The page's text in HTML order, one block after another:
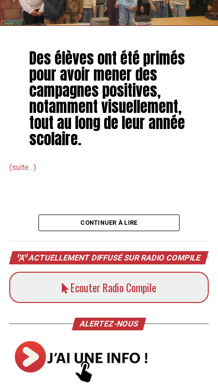
Des élèves ont été primés
pour avoir mener des
campagnes positives,
notamment visuellement,
tout au long de leur année
scolaire.
(suite…)
CONTINUER À LIRE
ACTUELLEMENT DIFFUSÉ SUR RADIO COMPILE
Ecouter Radio Compile
ALERTEZ-NOUS